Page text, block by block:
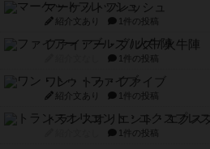
マーケットフレッシュ
紹介文あり 1件の投稿
ファイアー・ブルズ / 火牛陣
1件の投稿
ワン・トゥ・ファイブ
紹介文あり 1件の投稿
トランスオリエント・エクス
1件の投稿